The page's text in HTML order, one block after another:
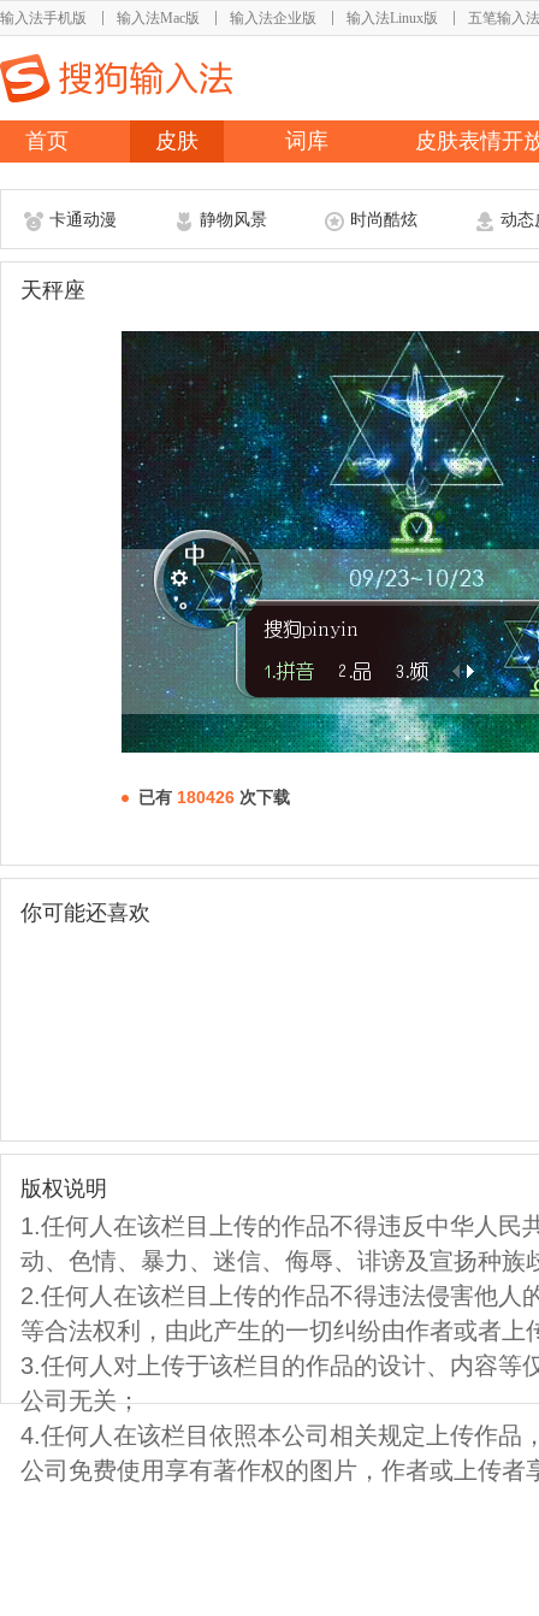
输入法手机版 输入法Mac版 输入法企业版 输入法Linux版 五笔输入法
首页 皮肤 词库 皮肤表情开
卡通动漫 静物风景 时尚酷炫 动态
天秤座
已有 180426 次下载
你可能还喜欢
版权说明
1.任何人在该栏目上传的作品不得违反中华人民
动、色情、暴力、迷信、侮辱、诽谤及宣扬种族
2.任何人在该栏目上传的作品不得违法侵害他人
等合法权利，由此产生的一切纠纷由作者或者上
3.任何人对上传于该栏目的作品的设计、内容等
公司无关；
4.任何人在该栏目依照本公司相关规定上传作品
公司免费使用享有著作权的图片，作者或上传者